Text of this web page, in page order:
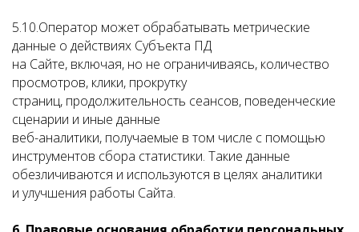
5.10.Оператор может обрабатывать метрические
данные о действиях Субъекта ПД
на Сайте, включая, но не ограничиваясь, количество
просмотров, клики, прокрутку
страниц, продолжительность сеансов, поведенческие
сценарии и иные данные
веб-аналитики, получаемые в том числе с помощью
инструментов сбора статистики. Такие данные
обезличиваются и используются в целях аналитики
и улучшения работы Сайта.